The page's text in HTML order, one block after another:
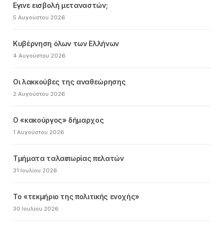
Εγινε εισβολή μεταναστών;
5 Αυγούστου 2026
Κυβέρνηση όλων των Ελλήνων
4 Αυγούστου 2026
Οι λακκούβες της αναθεώρησης
2 Αυγούστου 2026
Ο «κακούργος» δήμαρχος
1 Αυγούστου 2026
Τμήματα ταλαιπωρίας πελατών
31 Ιουλίου 2026
Το «τεκμήριο της πολιτικής ενοχής»
30 Ιουλίου 2026